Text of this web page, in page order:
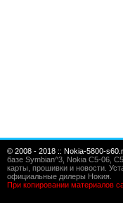
© 2008 - 2018 :: Nokia-5800-
базе Symbian^3, Nokia C5-06,
карты, прошивки и новости.
официальные дилеры Нокия.
При копировании материалов